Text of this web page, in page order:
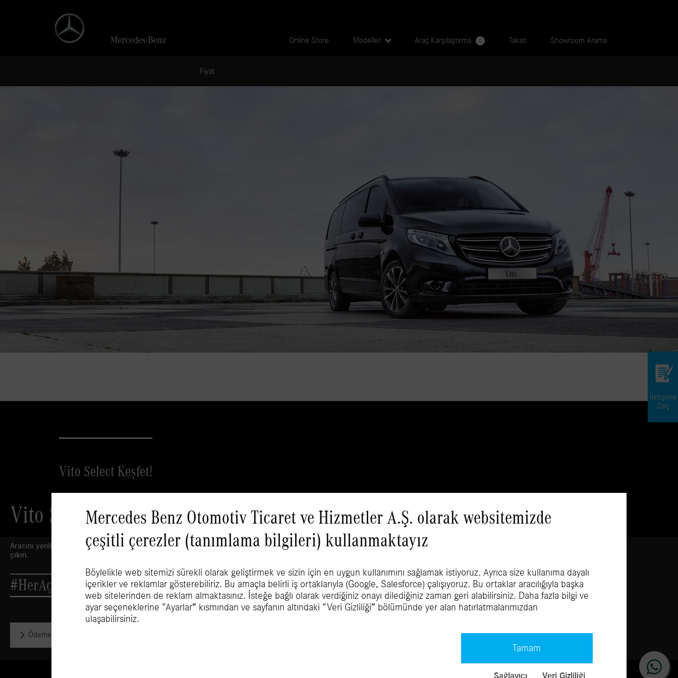
Online Store Modeller Araç Karşılaştırma 0 Takas Showroom Arama
Fiyat
Vito Select
Aracını yenilemek isteyenler Mercedes-Benz'e davetli. Aracınız hangi marka ve hangi model olursa olsun Mercedes-Benz tam değerinde sizden satın alsın, siz kârlı
çıkın.
#HerAçıdanGüzel
Ödeme Planı Oluştur
Vito Select Keşfet!
İletişime
Geç
Sosyal medyada Mercedes-Benz Hafif Ticari Araçlar:
Mercedes Benz Otomotiv Ticaret ve Hizmetler A.Ş. olarak websitemizde
çeşitli çerezler (tanımlama bilgileri) kullanmaktayız
Böylelikle web sitemizi sürekli olarak geliştirmek ve sizin için en uygun kullanımını sağlamak istiyoruz. Ayrıca size kullanıma dayalı
içerikler ve reklamlar gösterebiliriz. Bu amaçla belirli iş ortaklarıyla (Google, Salesforce) çalışıyoruz. Bu ortaklar aracılığıyla başka
web sitelerinden de reklam almaktasınız. İsteğe bağlı olarak verdiğiniz onayı dilediğiniz zaman geri alabilirsiniz. Daha fazla bilgi ve
ayar seçeneklerine “Ayarlar” kısmından ve sayfanın altındaki “Veri Gizliliği” bölümünde yer alan hatırlatmalarımızdan
ulaşabilirsiniz.
Tamam
Sağlayıcı Veri Gizliliği